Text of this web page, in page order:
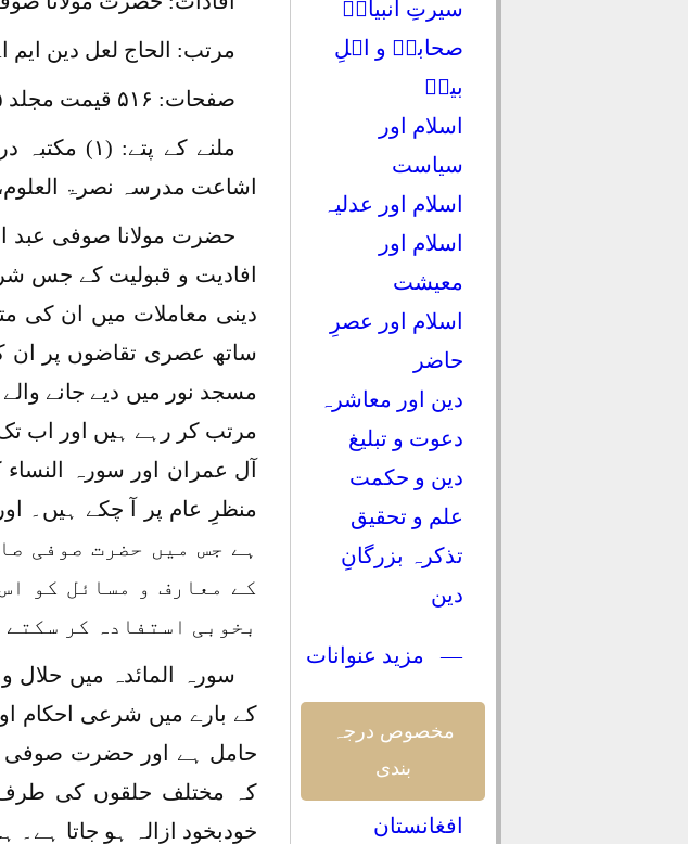
مرتب: الحاج لعل دین ایم
صفحات: ۵۱۶ قیمت مجلد ۱۲۵ روپے۔ کتابت و طباعت عمدہ
اشاعت مدرسہ نصرۃ العلوم،
حضرت مولانا صوفی عبد
افادیت و قبولیت کے
دینی معاملات میں ان کی
ساتھ عصری تقاضوں پر ان
مسجد نور میں دیے جانے
مرتب کر رہے ہیں اور اب تک
آل عمران اور سورہ
ہے جس میں حضرت صوفی
کے معارف و مسائل کو
بخوبی استفادہ کر
سورہ المائدہ میں حلال
کے بارے میں شرعی احکام
حامل ہے اور حضرت صوفی
کہ مختلف حلقوں کی طرف
خودبخود ازالہ ہو جاتا
سیرتِ انبیاءؑ
صحابہؓ و اہلِ
بیتؓ
اسلام اور
سیاست
اسلام اور عدلیہ
اسلام اور
معیشت
اسلام اور عصرِ
حاضر
دین اور معاشرہ
دعوت و تبلیغ
دین و حکمت
علم و تحقیق
تذکرہ بزرگانِ
دین
— مزید عنوانات
مخصوص درجہ
بندی
افغانستان